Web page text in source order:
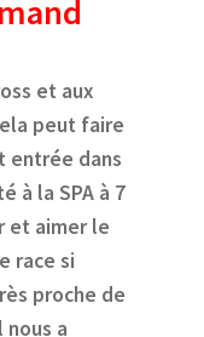
et aux
peut faire
entrée dans
à la SPA à 7
et aimer le
race si
proche de
a